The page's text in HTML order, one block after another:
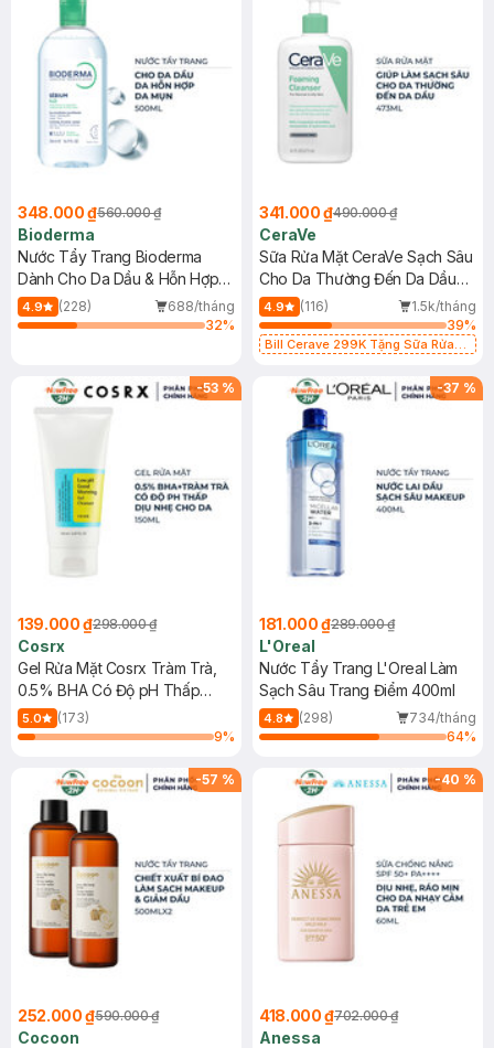
348.000 ₫560.000 ₫
Bioderma
Nước Tẩy Trang Bioderma
Dành Cho Da Dầu & Hỗn Hợp
500ml
4.9 (228)
688/tháng
32%
341.000 ₫490.000 ₫
CeraVe
Sữa Rửa Mặt CeraVe Sạch Sâu
Cho Da Thường Đến Da Dầu
473ml
4.9 (116)
1.5k/tháng
39%
Bill Cerave 299K Tặng Sữa Rửa
-53 %
139.000 ₫298.000 ₫
Cosrx
Gel Rửa Mặt Cosrx Tràm Trà,
0.5% BHA Có Độ pH Thấp
150ml
5.0
(173)
9%
-37 %
181.000 ₫289.000 ₫
L'Oreal
Nước Tẩy Trang L'Oreal Làm
Sạch Sâu Trang Điểm 400ml
4.8 (298)
734/tháng
64%
-57 %
252.000 ₫590.000 ₫
Cocoon
-40 %
418.000 ₫702.000 ₫
Anessa